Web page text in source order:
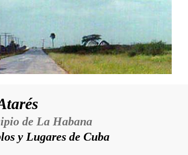
de La Habana
y Lugares de Cuba